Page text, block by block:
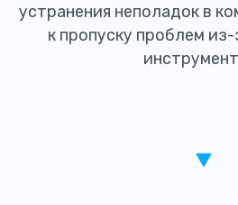
устранения неполадок в
к пропуску проблем